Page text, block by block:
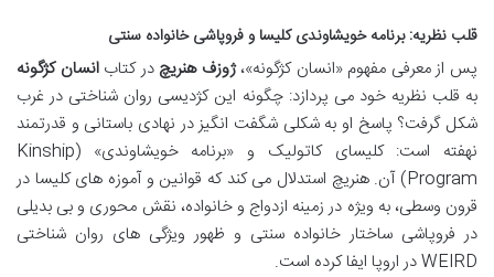
قلب نظریه: برنامه خویشاوندی کلیسا و فروپاشی خانواده سنتی
پس از معرفی مفهوم «انسان کژگونه»،ژوزف هنریچ در کتابانسان کژگونه
به قلب نظریه خود می پردازد: چگونه این کژدیسی روان شناختی در غرب
شکل گرفت؟ پاسخ او به شکلی شگفت انگیز در نهادی باستانی و قدرتمند
نهفته است: کلیسای کاتولیک و «برنامه خویشاوندی» (Kinship
Program) آن. هنریچ استدلال می کند که قوانین و آموزه های کلیسا در
قرون وسطی، به ویژه در زمینه ازدواج و خانواده، نقش محوری و بی بدیلی
در فروپاشی ساختار خانواده سنتی و ظهور ویژگی های روان شناختی
WEIRD در اروپا ایفا کرده است.